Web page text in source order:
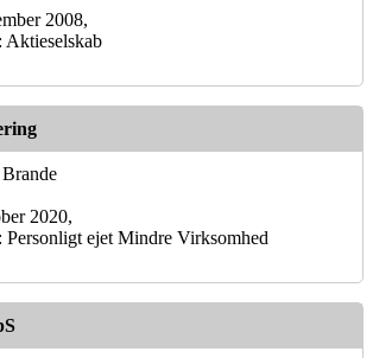
2008,
Aktieselskab
2020,
ejet Mindre Virksomhed